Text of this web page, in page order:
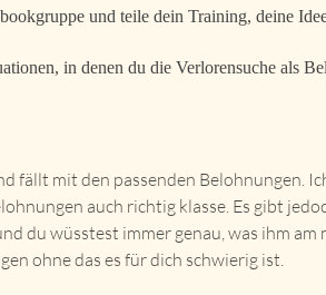
und teile dein Training, deine
in denen du die Verlorensuche als
fällt mit den passenden Belohnungen.
auch richtig klasse. Es gibt
du wüsstest immer genau, was ihm
ohne das es für dich schwierig ist.